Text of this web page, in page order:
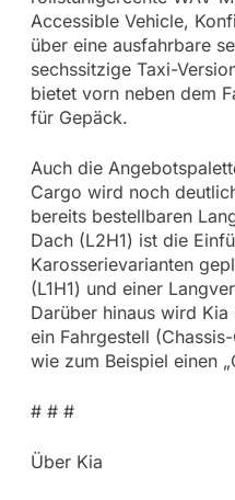
Accessible Vehicle,
über eine ausfahrbare
sechssitzige Taxi-
bietet vorn neben dem
für Gepäck.
Auch die
Cargo wird noch
bereits bestellbaren
Dach (L2H1) ist die
Karosserievarianten
(L1H1) und einer
Darüber hinaus wird
ein Fahrgestell
wie zum Beispiel einen
# # #
Über Kia